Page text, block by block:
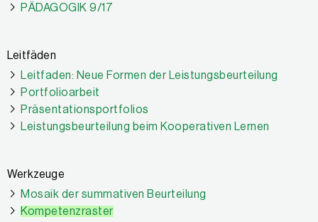
PÄDAGOGIK 9/17
Leitfäden
Leitfaden: Neue Formen der Leistungsbeurteilung
Portfolioarbeit
Präsentationsportfolios
Leistungsbeurteilung beim Kooperativen Lernen
Werkzeuge
Mosaik der summativen Beurteilung
Kompetenzraster